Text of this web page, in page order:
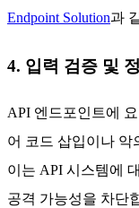
Endpoint Solution과
4. 입력 검증 및
API 엔드포인트에
어 코드 삽입이나 악
이는 API 시스템에
공격 가능성을 차단